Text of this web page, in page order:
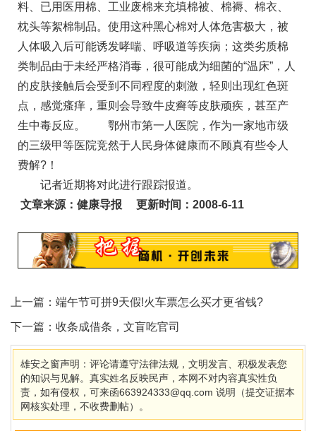
料、已用医用棉、工业废棉来充填棉被、棉褥、棉衣、
枕头等絮棉制品。使用这种黑心棉对人体危害极大，被
人体吸入后可能诱发哮喘、呼吸道等疾病；这类劣质棉
类制品由于未经严格消毒，很可能成为细菌的“温床”，人
的皮肤接触后会受到不同程度的刺激，轻则出现红色斑
点，感觉瘙痒，重则会导致牛皮癣等皮肤顽疾，甚至产
生中毒反应。 鄂州市第一人医院，作为一家地市级
的三级甲等医院竞然于人民身体健康而不顾真有些令人
费解?！
记者近期将对此进行跟踪报道。
文章来源：健康导报 更新时间：2008-6-11
上一篇： 端午节可拼9天假!火车票怎么买才更省钱?
下一篇： 收条成借条，文盲吃官司
雄安之窗声明：评论请遵守法律法规，文明发言、积极发表您
的知识与见解。真实姓名反映民声，本网不对内容真实性负
责，如有侵权，可来函663924333@qq.com 说明（提交证据本
网核实处理，不收费删帖）。